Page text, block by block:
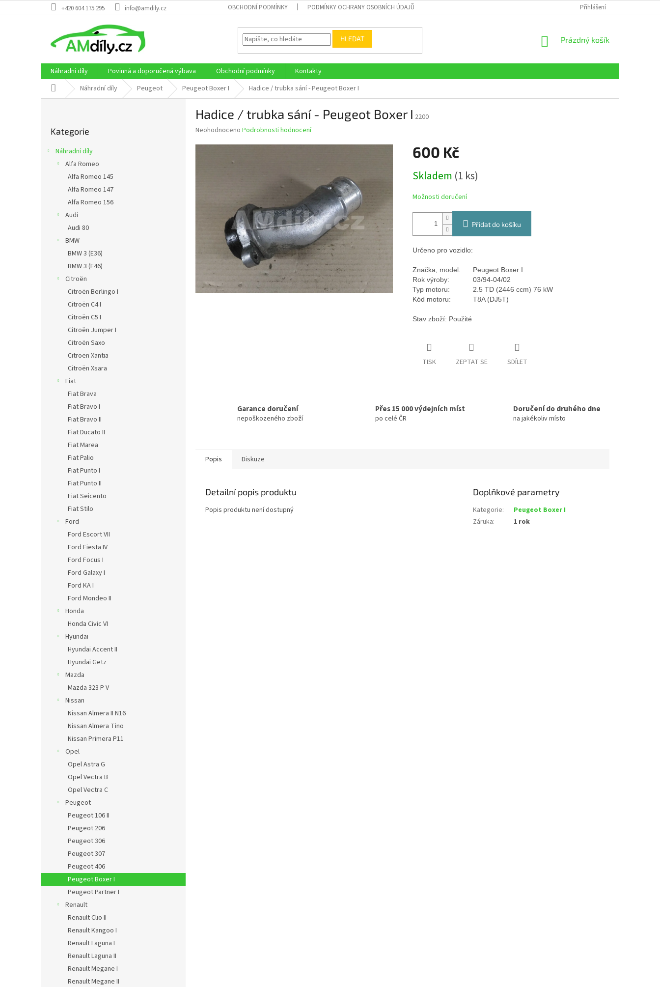
na
+420 604 175 295 info@amdily.cz OBCHODNÍ PODMÍNKY PODMÍNKY OCHRANY OSOBNÍCH ÚDAJŮ Přihlášení
HLEDAT
NÁKUPNÍ
Prázdný košík
Náhradní díly Povinná a doporučená výbava Obchodní podmínky
Kontakty
Domů Náhradní díly Peugeot Peugeot Boxer I Hadice / trubka sání - Peugeot Boxer I
kategorie
Kategorie
Náhradní díly
Alfa Romeo
Alfa Romeo 145
Alfa Romeo 147
Alfa Romeo 156
Audi
Audi 80
BMW
BMW 3 (E36)
BMW 3 (E46)
Citroën
Citroën Berlingo I
Citroën C4 I
Citroën C5 I
Citroën Jumper I
Citroën Saxo
Citroën Xantia
Citroën Xsara
Fiat
Fiat Brava
Fiat Bravo I
Fiat Bravo II
Fiat Ducato II
Fiat Marea
Fiat Palio
Fiat Punto I
Fiat Punto II
Fiat Seicento
Fiat Stilo
Ford
Ford Escort VII
Ford Fiesta IV
Ford Focus I
Ford Galaxy I
Ford KA I
Ford Mondeo II
Honda
Honda Civic VI
Hyundai
Hyundai Accent II
Hyundai Getz
Mazda
Mazda 323 P V
Nissan
Nissan Almera II N16
Nissan Almera Tino
Nissan Primera P11
Opel
Opel Astra G
Opel Vectra B
Opel Vectra C
Peugeot
Peugeot 106 II
Peugeot 206
Peugeot 306
Peugeot 307
Peugeot 406
Peugeot Boxer I
Peugeot Partner I
Renault
Renault Clio II
Renault Kangoo I
Renault Laguna I
Renault Laguna II
Renault Megane I
Renault Megane II
Hadice / trubka sání - Peugeot Boxer I 2200
Průměrné
Neohodnoceno Podrobnosti hodnocení
600 Kč
cena:
Skladem (1 ks)
Možnosti doručení
Přidat do košíku
Určeno pro vozidlo:
Značka, model:
Peugeot Boxer I
Rok výroby:
03/94-04/02
Typ motoru:
2.5 TD (2446 ccm) 76 kW
Kód motoru:
T8A (DJ5T)
Stav zboží: Použité
TISK ZEPTAT SE SDÍLET
Garance doručení
nepoškozeného zboží
Přes 15 000 výdejních míst
po celé ČR
Doručení do druhého dne
na jakékoliv místo
Popis Diskuze
Detailní popis produktu
Popis produktu není dostupný
Doplňkové parametry
Kategorie:
Peugeot Boxer I
Záruka: 1 rok